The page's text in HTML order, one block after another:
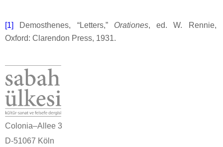
[1] Demosthenes, “Letters,” Orationes, ed. W. Rennie,
Oxford: Clarendon Press, 1931.
Colonia–Allee 3
D-51067 Köln